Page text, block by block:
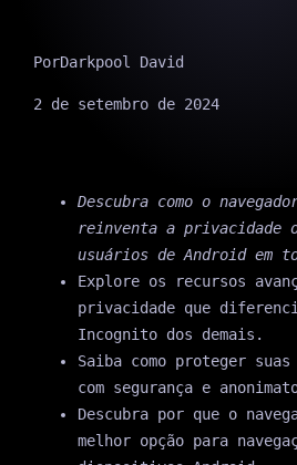
PorDarkpool David
2 de setembro de 2024
Descubra como o
reinventa a privacidade
usuários de Android em
Explore os recursos
privacidade que
Incognito dos demais.
Saiba como proteger
com segurança e
Descubra por que o
melhor opção para